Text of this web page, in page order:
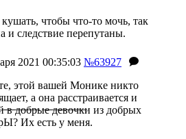
чтобы что-то мочь, так
и следствие перепутаны.
2021 00:35:03 №63927
этой вашей Монике никто
а она расстраивается и
̶в̶ ̶д̶о̶б̶р̶ы̶е̶ ̶д̶е̶в̶о̶ч̶к̶и из добрых
Их есть у меня.